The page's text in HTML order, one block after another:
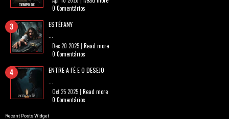
0 Comentários
ESTÉFANY
Dec 20 2025 | Read more
0 Comentários
ENTRE A FÉ E O DESEJO
Oct 25 2025 | Read more
0 Comentários
Recent Posts Widget